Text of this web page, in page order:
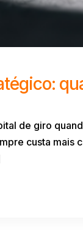
de giro
custa